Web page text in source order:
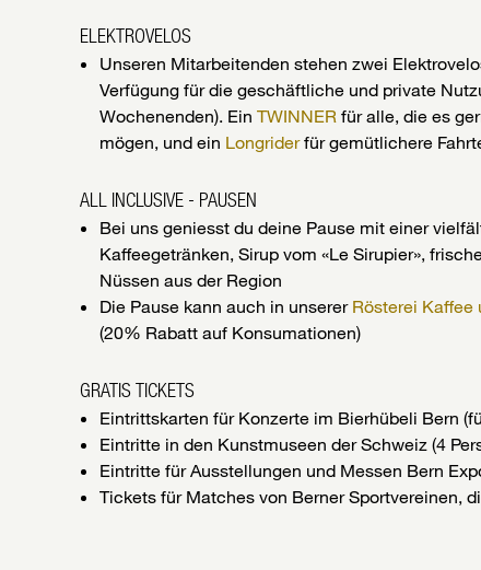
ELEKTROVELOS
Unseren Mitarbeitenden stehen zwei
Verfügung für die geschäftliche und private
Wochenenden). Ein TWINNER für alle, die es
mögen, und ein Longriderfür gemütlichere
ALL INCLUSIVE - PAUSEN
Bei uns geniesst du deine Pause mit einer
Kaffeegetränken, Sirup vom «Le Sirupier»,
Nüssen aus der Region
Die Pause kann auch in unserer Rösterei Kaffee
(20% Rabatt auf Konsumationen)
GRATIS TICKETS
Eintrittskarten für Konzerte im Bierhübeli Bern
Eintritte in den Kunstmuseen der Schweiz (4
Eintritte für Ausstellungen und Messen Bern
Tickets für Matches von Berner Sportvereinen,